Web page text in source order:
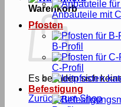
Warenkorb
Es befinden sich
Zurück zum Shop
Anbauteile mit
Pfosten
B-Profil
C-Profil
Befestigung